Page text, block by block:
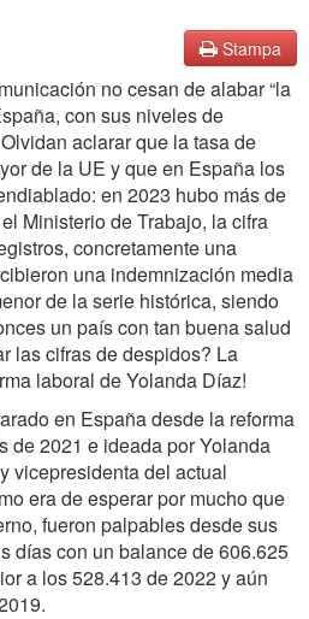
Stampa
no cesan de alabar “la
con sus niveles de
aclarar que la tasa de
de la UE y que en España los
en 2023 hubo más de
Ministerio de Trabajo, la cifra
concretamente una
una indemnización media
de la serie histórica, siendo
un país con tan buena salud
las cifras de despidos? La
laboral de Yolanda Díaz!
en España desde la reforma
de 2021 e ideada por Yolanda
vicepresidenta del actual
era de esperar por mucho que
fueron palpables desde sus
días con un balance de 606.625
a los 528.413 de 2022 y aún